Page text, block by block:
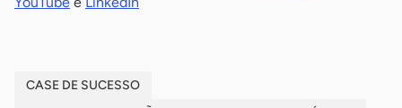
CASE DE SUCESSO